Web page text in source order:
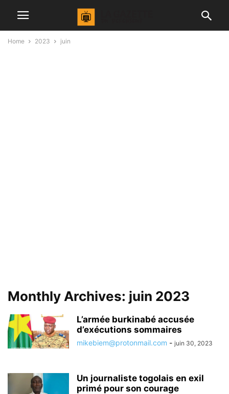
Home 2023 juin
Monthly Archives: juin 2023
L’armée burkinabé accusée
d’exécutions sommaires
mikebiem@protonmail.com - juin 30, 2023
Un journaliste togolais en exil
primé pour son courage